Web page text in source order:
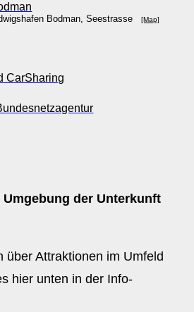
Bodman, Seestrasse[Map]
CarSharing
der Unterkunft
über Attraktionen im Umfeld
hier unten in der Info-